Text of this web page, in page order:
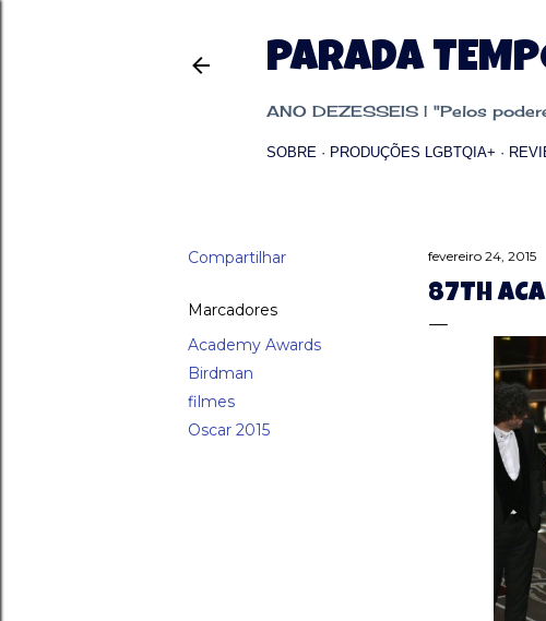
PARADA
ANO DEZESSEIS | "Pelos
SOBRE PRODUÇÕES LGBTQIA+
Compartilhar
Marcadores
Academy Awards
Birdman
filmes
Oscar 2015
fevereiro 24, 2015
87TH